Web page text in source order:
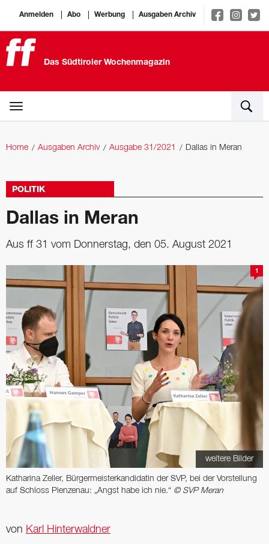
Anmelden Abo Werbung Ausgaben Archiv
Das Südtiroler Wochenmagazin
Home Ausgaben Archiv Ausgabe 31/2021 Dallas in Meran
POLITIK
Dallas in Meran
Aus ff 31 vom Donnerstag, den 05. August 2021
weitere Bilder
Katharina Zeller, Bürgermeisterkandidatin der SVP, bei der Vorstellung
auf Schloss Pienzenau: „Angst habe ich nie.“ © SVP Meran
1
von Karl Hinterwaldner